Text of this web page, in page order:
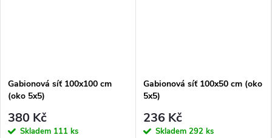
Gabionová síť 100x100 cm
(oko 5x5)
380 Kč
Skladem 111 ks
Gabionová síť 100x50 cm (oko
5x5)
236 Kč
Skladem 292 ks